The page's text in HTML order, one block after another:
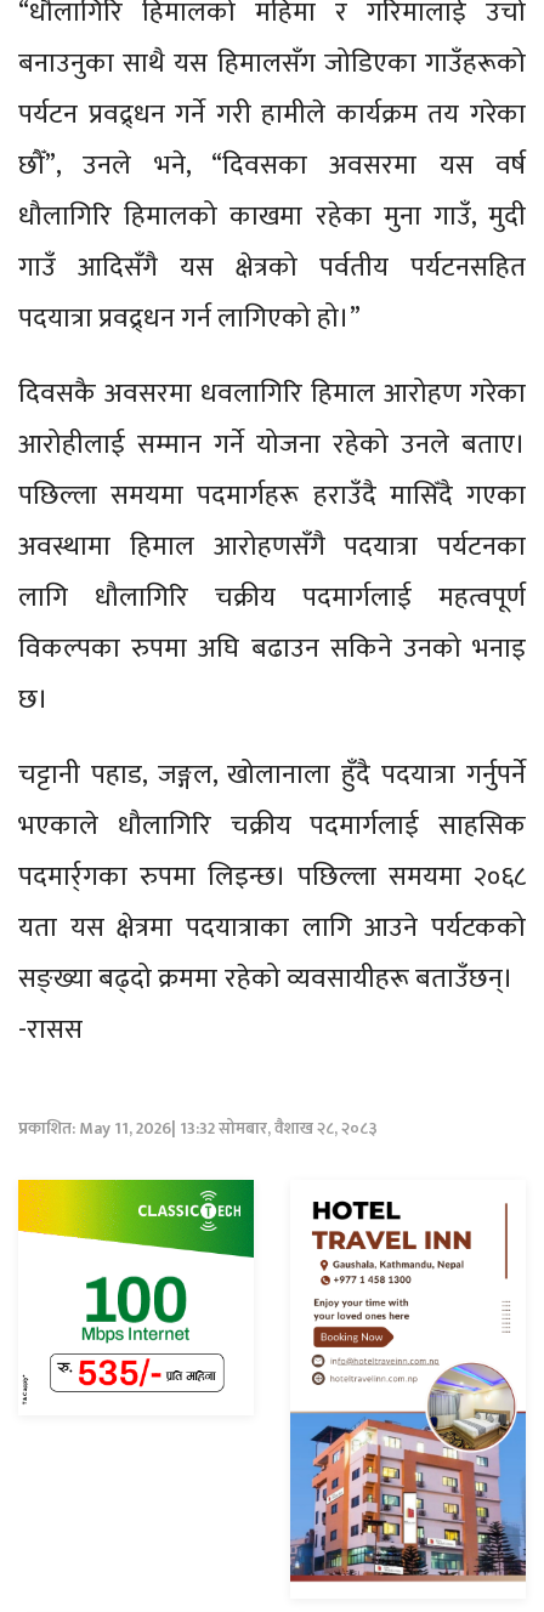
“धौलागिरि हिमालको महिमा र गरिमालाई उचो
बनाउनुका साथै यस हिमालसँग जोडिएका गाउँहरूको
पर्यटन प्रवद्र्धन गर्ने गरी हामीले कार्यक्रम तय गरेका
छौँ”, उनले भने, “दिवसका अवसरमा यस वर्ष
धौलागिरि हिमालको काखमा रहेका मुना गाउँ, मुदी
गाउँ आदिसँगै यस क्षेत्रको पर्वतीय पर्यटनसहित
पदयात्रा प्रवद्र्धन गर्न लागिएको हो।”
दिवसकै अवसरमा धवलागिरि हिमाल आरोहण गरेका
आरोहीलाई सम्मान गर्ने योजना रहेको उनले बताए।
पछिल्ला समयमा पदमार्गहरू हराउँदै मासिँदै गएका
अवस्थामा हिमाल आरोहणसँगै पदयात्रा पर्यटनका
लागि धौलागिरि चक्रीय पदमार्गलाई महत्वपूर्ण
विकल्पका रुपमा अघि बढाउन सकिने उनको भनाइ
छ।
चट्टानी पहाड, जङ्गल, खोलानाला हुँदै पदयात्रा गर्नुपर्ने
भएकाले धौलागिरि चक्रीय पदमार्गलाई साहसिक
पदमार्र्गका रुपमा लिइन्छ। पछिल्ला समयमा २०६८
यता यस क्षेत्रमा पदयात्राका लागि आउने पर्यटकको
सङ्ख्या बढ्दो क्रममा रहेको व्यवसायीहरू बताउँछन्।
-रासस
प्रकाशित: May 11, 2026| 13:32 सोमबार, वैशाख २८, २०८३